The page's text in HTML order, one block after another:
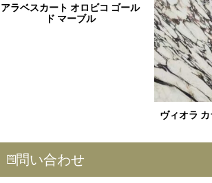
アラベスカート オロビコ ゴール
ド マーブル
ヴィオラ
問い合わせ